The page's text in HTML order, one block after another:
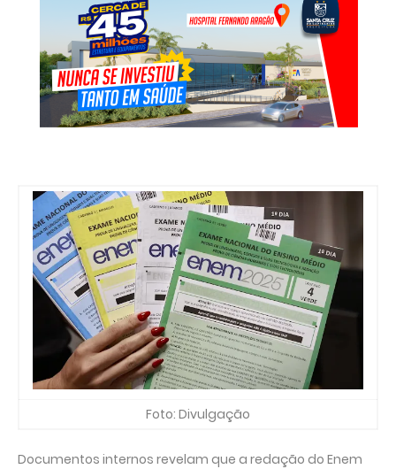
Foto: Divulgação
Documentos internos revelam que a redação do Enem